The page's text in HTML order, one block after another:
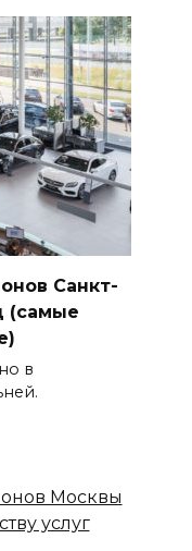
Санкт-
(самые
в